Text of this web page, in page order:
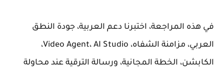
في هذه المراجعة، اختبرنا دعم العربية، جودة النطق
العربي، مزامنة الشفاه، Video Agent، AI Studio،
الكابشن، الخطة المجانية، ورسالة الترقية عند محاولة